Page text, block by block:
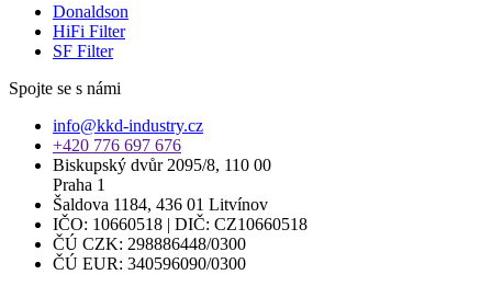
Donaldson
HiFi Filter
SF Filter
Spojte se s námi
info@kkd-industry.cz
+420 776 697 676
Biskupský dvůr 2095/8, 110 00
Praha 1
Šaldova 1184, 436 01 Litvínov
IČO: 10660518 | DIČ: CZ10660518
ČÚ CZK: 298886448/0300
ČÚ EUR: 340596090/0300